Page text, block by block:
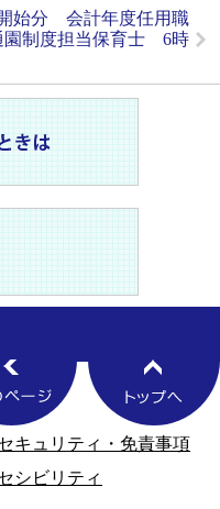
開始分 会計年度任用職
園制度担当保育士 6時
キュリティ・免責事項
シビリティ